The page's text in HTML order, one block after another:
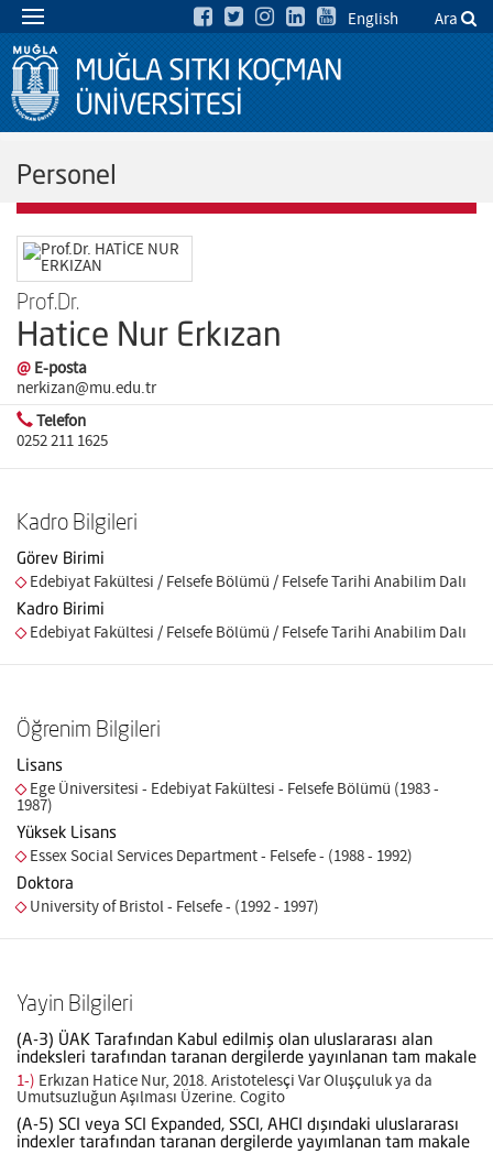
English Ara
Personel
Prof.Dr.
Hatice Nur Erkızan
@ E-posta
nerkizan@mu.edu.tr
Telefon
0252 211 1625
Kadro Bilgileri
Görev Birimi
Edebiyat Fakültesi / Felsefe Bölümü / Felsefe Tarihi Anabilim Dalı
Kadro Birimi
Edebiyat Fakültesi / Felsefe Bölümü / Felsefe Tarihi Anabilim Dalı
Öğrenim Bilgileri
Lisans
Ege Üniversitesi - Edebiyat Fakültesi - Felsefe Bölümü (1983 -
1987)
Yüksek Lisans
Essex Social Services Department - Felsefe - (1988 - 1992)
Doktora
University of Bristol - Felsefe - (1992 - 1997)
Yayin Bilgileri
(A-3) ÜAK Tarafından Kabul edilmiş olan uluslararası alan
indeksleri tarafından taranan dergilerde yayınlanan tam makale
1-) Erkızan Hatice Nur, 2018. Aristotelesçi Var Oluşçuluk ya da
Umutsuzluğun Aşılması Üzerine. Cogito
(A-5) SCI veya SCI Expanded, SSCI, AHCI dışındaki uluslararası
indexler tarafından taranan dergilerde yayımlanan tam makale